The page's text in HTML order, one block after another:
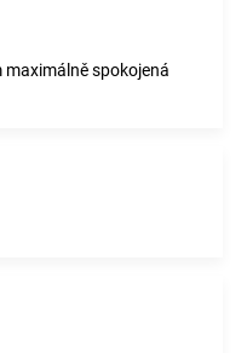
maximálně spokojená